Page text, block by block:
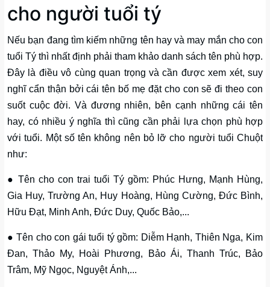
cho người tuổi tý
Nếu bạn đang tìm kiếm những tên hay và may mắn cho con
tuổi Tý thì nhất định phải tham khảo danh sách tên phù hợp.
Đây là điều vô cùng quan trọng và cần được xem xét, suy
nghĩ cẩn thận bởi cái tên bố mẹ đặt cho con sẽ đi theo con
suốt cuộc đời. Và đương nhiên, bên cạnh những cái tên
hay, có nhiều ý nghĩa thì cũng cần phải lựa chọn phù hợp
với tuổi. Một số tên không nên bỏ lỡ cho người tuổi Chuột
như:
● Tên cho con trai tuổi Tý gồm: Phúc Hưng, Mạnh Hùng,
Gia Huy, Trường An, Huy Hoàng, Hùng Cường, Đức Bình,
Hữu Đạt, Minh Anh, Đức Duy, Quốc Bảo,...
● Tên cho con gái tuổi tý gồm: Diễm Hạnh, Thiên Nga, Kim
Đan, Thảo My, Hoài Phương, Bảo Ái, Thanh Trúc, Bảo
Trâm, Mỹ Ngọc, Nguyệt Ánh,...